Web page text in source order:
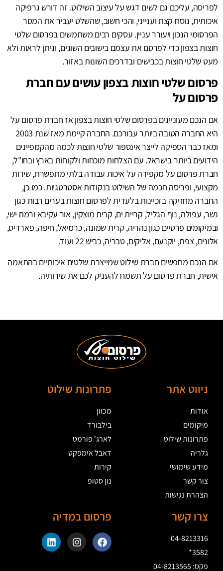
לפריסה, עליכם גם לשים דגש על עיצוב השילוט. זה דורש גרפיקה
איכותית, נוסח קצת וענייני, והכי חשוב, שהשלט יעביר את המסר
הפרסומי הנכון ויעורר עניין. עסקים רבים משתמשים בפרסום שלטי
חוצות בצפון כדי לפרסם את עצמם בישובים השונים, וניתן לראות ולא
מעט שלטי חוצות בכבישים ובדרכים השונות באזור.
פרסום שלטי חוצות בצפון עושים עם חברת
פרסום על
אם הנכם מעוניינים בפרסום שלטי חוצות בצפון אז חברת פרסום על
היא החברה הטובה ביותר עבורכם. החברה קיימת מאז שנת 2003
ומאז כבר הספיקה לייצר אינספור שלטי חוצות לכמה מהקמפיינים
הידועים ביותר בישראל. עם הצלחות מוכחות ולקוחות בארץ ובחו"ל,
חברת פרסום על מקפידה על איכות עבודה בלתי מתפשרת, שירות
מקצועי, ופריסה חכמה של השילוט בנקודות אסטרטגיות. כמו כן,
החברה מחזיקה בזכיינות בלעדית לפרסום חוצות בערים רבות כגון
נשר, עפולה, נוף הגליל, קריית ים, קרית מוצקין, אור עקיבא ורמת ישי,
ובמיקומים פרטיים כגון נהריה, קרית שמונה, כרמיאל, חיפה, פארדיס,
אלונים, צפת, יוקנעם, אליקים, טבריה, כביש 22 ועוד.
אם הנכם מחפשים חברת שילוט שמייצרת שלטים איכותיים בהתאמה
אישית, חברת פרסום על תשמח להעניק לכם את שירותיה.
ניווט אתר
אודות
מיקומים
פתרונות שילוט
גלריה
מידע שימושי
צור קשר
הצהרת נגישות
פתרונות שילוט
מכוון
בילבורד
לארג' פורמט
דאבל אימפקט
קירות
נון סטופ
צרו קשר
04-8213316
3582*
פקס: 04-8213565
פרסום במדיה